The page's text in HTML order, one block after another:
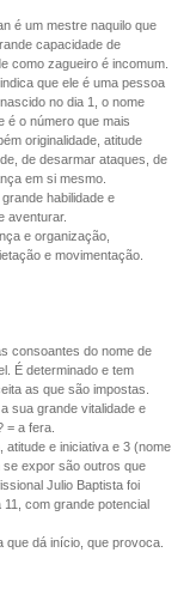
é um mestre naquilo que
capacidade de
como zagueiro é incomum.
que ele é uma pessoa
no dia 1, o nome
é o número que mais
originalidade, atitude
de desarmar ataques, de
em si mesmo.
habilidade e
aventurar.
e organização,
e movimentação.
consoantes do nome de
É determinado e tem
as que são impostas.
sua grande vitalidade e
= a fera.
e iniciativa e 3 (nome
se expor são outros que
Julio Baptista foi
com grande potencial
que dá início, que provoca.